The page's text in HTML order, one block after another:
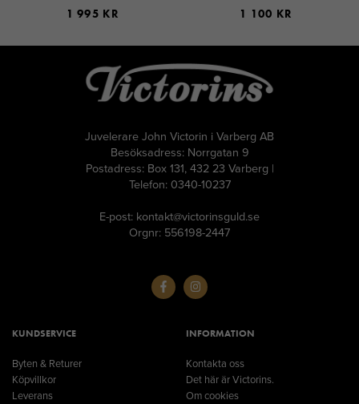
1 995 KR 1 100 KR
Juvelerare John Victorin i Varberg AB
Besöksadress: Norrgatan 9
Postadress: Box 131, 432 23 Varberg |
Telefon: 0340-10237
E-post: kontakt@victorinsguld.se
Orgnr: 556198-2447
KUNDSERVICE
Byten & Returer
Köpvillkor
Leverans
INFORMATION
Kontakta oss
Det här är Victorins.
Om cookies